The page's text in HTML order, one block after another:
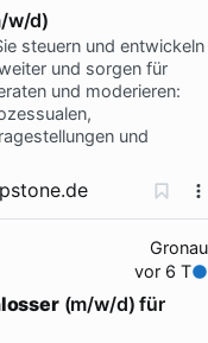
w/d)
steuern und entwickeln
und sorgen für
und moderieren:
und
Gronau
vor 6 T
(m/w/d) für